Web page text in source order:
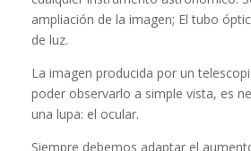
ampliación de la imagen; El tubo
de luz.
La imagen producida por un
poder observarlo a simple vista, es
una lupa: el ocular.
Siempre debemos adaptar el